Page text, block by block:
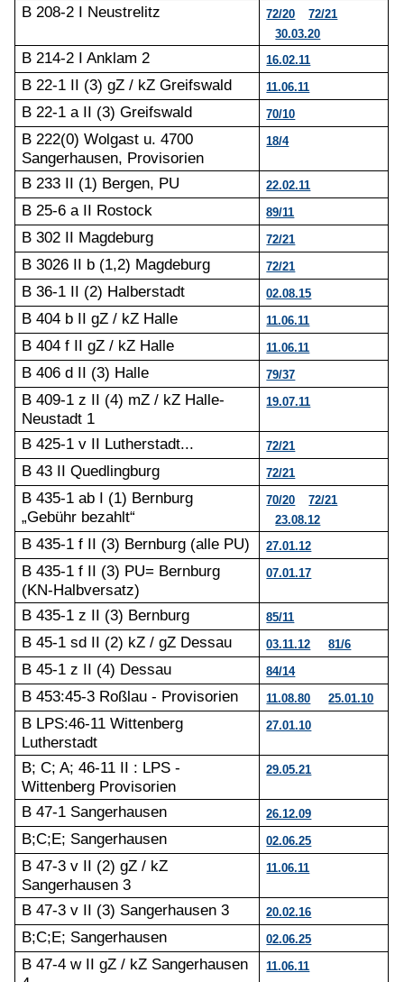
B 208-2 I Neustrelitz 72/20
72/21
30.03.20
B 214-2 I Anklam 2 16.02.11
B 22-1 II (3) gZ / kZ Greifswald 11.06.11
B 22-1 a II (3) Greifswald 70/10
B 222(0) Wolgast u. 4700
Sangerhausen, Provisorien
18/4
B 233 II (1) Bergen, PU 22.02.11
B 25-6 a II Rostock 89/11
B 302 II Magdeburg 72/21
B 3026 II b (1,2) Magdeburg 72/21
B 36-1 II (2) Halberstadt 02.08.15
B 404 b II gZ / kZ Halle 11.06.11
B 404 f II gZ / kZ Halle 11.06.11
B 406 d II (3) Halle 79/37
B 409-1 z II (4) mZ / kZ Halle-
Neustadt 1
19.07.11
B 425-1 v II Lutherstadt... 72/21
B 43 II Quedlingburg 72/21
B 435-1 ab I (1) Bernburg
„Gebühr bezahlt“
70/20
72/21
23.08.12
B 435-1 f II (3) Bernburg (alle PU) 27.01.12
B 435-1 f II (3) PU= Bernburg
(KN-Halbversatz)
07.01.17
B 435-1 z II (3) Bernburg 85/11
B 45-1 sd II (2) kZ / gZ Dessau 03.11.12 81/6
B 45-1 z II (4) Dessau 84/14
B 453:45-3 Roßlau - Provisorien 11.08.80 25.01.10
B LPS:46-11 Wittenberg
Lutherstadt
27.01.10
B; C; A; 46-11 II : LPS -
Wittenberg Provisorien
29.05.21
B 47-1 Sangerhausen 26.12.09
B;C;E; Sangerhausen 02.06.25
B 47-3 v II (2) gZ / kZ
Sangerhausen 3
11.06.11
B 47-3 v II (3) Sangerhausen 3 20.02.16
B;C;E; Sangerhausen 02.06.25
B 47-4 w II gZ / kZ Sangerhausen
11.06.11